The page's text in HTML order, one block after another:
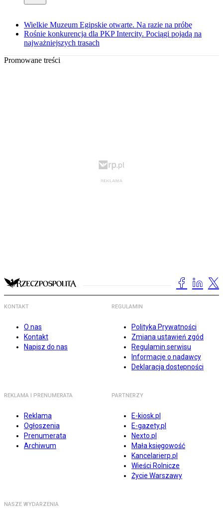
Wielkie Muzeum Egipskie otwarte. Na razie na próbę
Rośnie konkurencja dla PKP Intercity. Pociągi pojadą na
najważniejszych trasach
Promowane treści
KONTAKT
O nas
Kontakt
Napisz do nas
REGULAMIN
Polityka Prywatności
Zmiana ustawień zgód
Regulamin serwisu
Informacje o nadawcy
Deklaracja dostępności
REKLAMA I PRENUMERATA
Reklama
Ogłoszenia
Prenumerata
Archiwum
PARTNERZY
E-kiosk.pl
E-gazety.pl
Nexto.pl
Mała księgowość
Kancelarierp.pl
Wieści Rolnicze
Życie Warszawy
NASZE WYDARZENIA